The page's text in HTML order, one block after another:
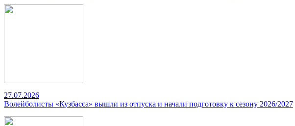
27.07.2026
Волейболисты «Кузбасса» вышли из отпуска и начали подготовку к сезону 2026/2027